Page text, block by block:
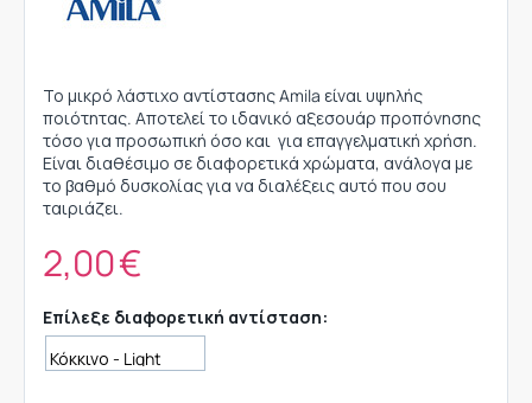
Το μικρό λάστιχο αντίστασης Amila είναι υψηλής
ποιότητας. Αποτελεί το ιδανικό αξεσουάρ προπόνησης
τόσο για προσωπική όσο και για επαγγελματική χρήση.
Είναι διαθέσιμο σε διαφορετικά χρώματα, ανάλογα με
το βαθμό δυσκολίας για να διαλέξεις αυτό που σου
ταιριάζει.
2,00€
Επίλεξε διαφορετική αντίσταση: